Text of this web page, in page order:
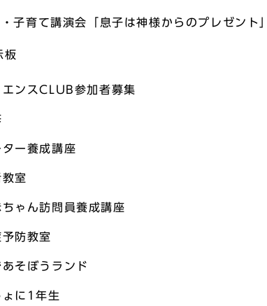
子育て講演会「息子は神様からのプレゼント」
板
ンスCLUB参加者募集
ー養成講座
室
ゃん訪問員養成講座
防教室
そぼうランド
に1年生